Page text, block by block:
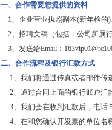
一、合作需要您提供的资料
1、企业营业执照副本(新年检的
2、招聘文稿（包括：公司所属
3、发送给Email：
二、合作流程及银行汇款方式
1、我们将通过传真或者邮件传
2、通过合同上面的银行账户汇
3、我们会在收到汇款后，电话
4、在和您确认开发票的单位名